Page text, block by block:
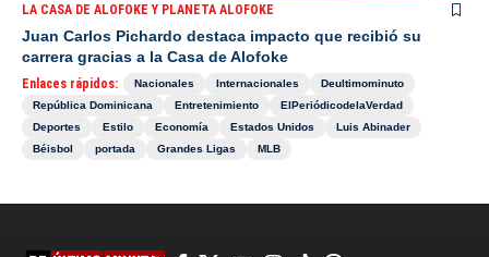
LA CASA DE ALOFOKE Y PLANETA ALOFOKE
Juan Carlos Pichardo destaca impacto que recibió su
carrera gracias a la Casa de Alofoke
Enlaces rápidos: Nacionales Internacionales
Deultimominuto
República Dominicana
Entretenimiento
ElPeriódicodelaVerdad
Deportes
Estilo Economía Estados Unidos
Luis Abinader
Béisbol
portada Grandes Ligas MLB